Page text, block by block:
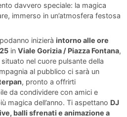
davvero speciale: la magica
immerso in un’atmosfera festosa
inizierà intorno alle ore
in Viale Gorizia / Piazza Fontana,
nel cuore pulsante della
al pubblico ci sarà un
, pronto a offrirti
da condividere con amici e
magica dell’anno. Ti aspettano DJ
balli sfrenati e animazione a